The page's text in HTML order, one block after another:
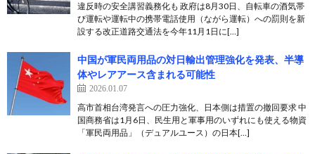
違反時の安全講習義務化も 政府は8月30日、自転車の酒気帯
び運転や運転中の携帯電話使用（ながら運転）への罰則を新
設する改正道路交通法を今年11月1日に[…]
中国が軍民両用品の対日輸出管理強化を発表、半導
体やレアアース含まれる可能性
2026.01.07
高市首相台湾発言への圧力強化、日本側は措置の撤回要求 中
国商務省は1月6日、民生用と軍事用のいずれにも使える物資
「軍民両用品」（デュアルユース）の日本[…]